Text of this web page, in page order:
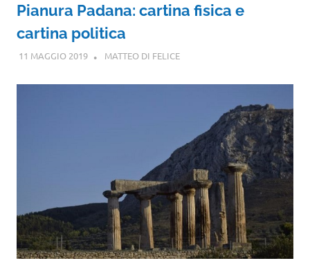
Pianura Padana: cartina fisica e
cartina politica
11 MAGGIO 2019 MATTEO DI FELICE